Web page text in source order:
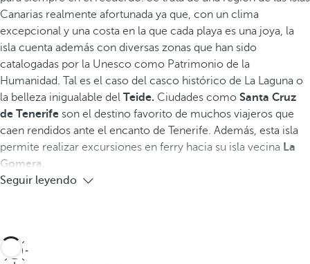
Canarias realmente afortunada ya que, con un clima
excepcional y una costa en la que cada playa es una joya, la
isla cuenta además con diversas zonas que han sido
catalogadas por la Unesco como Patrimonio de la
Humanidad. Tal es el caso del casco histórico de La Laguna o
la belleza inigualable del Teide. Ciudades como Santa Cruz
de Tenerife son el destino favorito de muchos viajeros que
caen rendidos ante el encanto de Tenerife. Además, esta isla
permite realizar excursiones en ferry hacia su isla vecina La
Gomera.
Seguir leyendo